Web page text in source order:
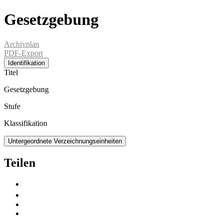
Gesetzgebung
Archivplan
PDF-Export
Identifikation
Titel
Gesetzgebung
Stufe
Klassifikation
Untergeordnete Verzeichnungseinheiten
Teilen